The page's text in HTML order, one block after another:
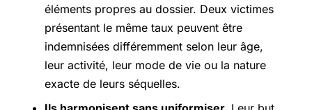
éléments propres au dossier. Deux victimes
présentant le même taux peuvent être
indemnisées différemment selon leur âge,
leur activité, leur mode de vie ou la nature
exacte de leurs séquelles.